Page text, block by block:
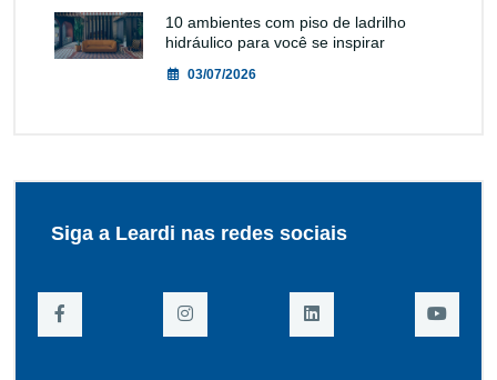
10 ambientes com piso de ladrilho
hidráulico para você se inspirar
03/07/2026
Siga a Leardi nas redes sociais